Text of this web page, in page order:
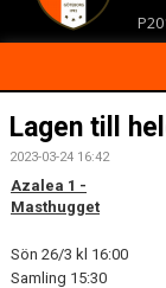
HEM
KONTAKT
KALENDER
MATCHER
Lagen till
2023-03-24 16:42
Azalea 1 -
Masthugget
Sön 26/3 kl 16:00
Samling 15:30